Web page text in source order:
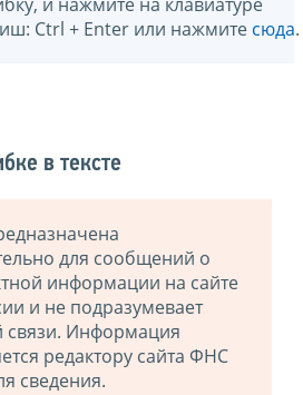
Ctrl + Enter или нажмите сюда.
в тексте
для сообщений о
информации на сайте
и не подразумевает
связи. Информация
редактору сайта ФНС
сведения.